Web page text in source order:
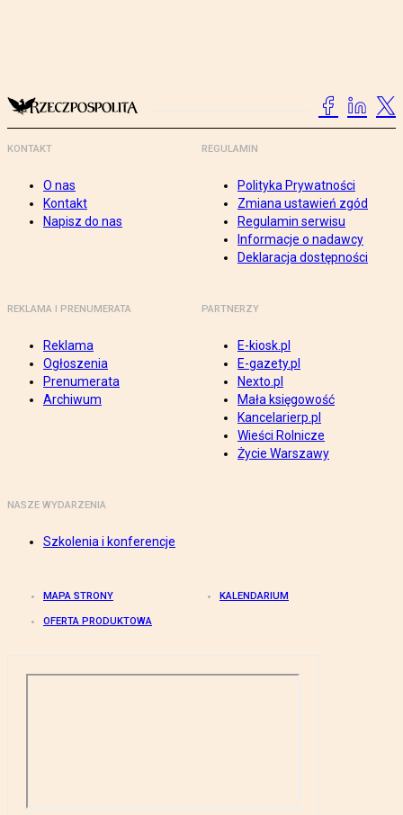
KONTAKT
O nas
Kontakt
Napisz do nas
REGULAMIN
Polityka Prywatności
Zmiana ustawień zgód
Regulamin serwisu
Informacje o nadawcy
Deklaracja dostępności
REKLAMA I PRENUMERATA
Reklama
Ogłoszenia
Prenumerata
Archiwum
PARTNERZY
E-kiosk.pl
E-gazety.pl
Nexto.pl
Mała księgowość
Kancelarierp.pl
Wieści Rolnicze
Życie Warszawy
NASZE WYDARZENIA
Szkolenia i konferencje
MAPA STRONY KALENDARIUM
OFERTA PRODUKTOWA